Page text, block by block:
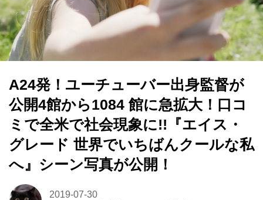
A24発！ユーチューバー出⾝監督が
公開4館から1084 館に急拡⼤！⼝コ
ミで全⽶で社会現象に!!『エイス・
グレード 世界でいちばんクールな私
へ』シーン写真が公開！
2019-07-30